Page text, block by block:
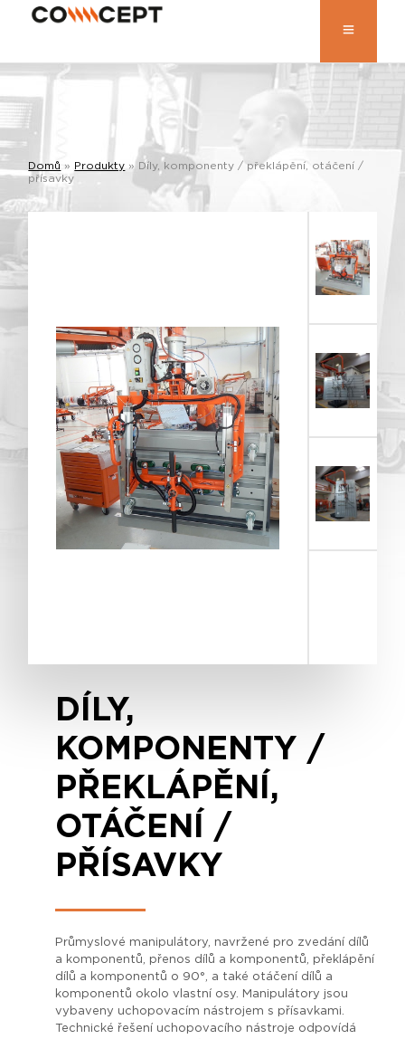
Domů » Produkty » Díly, komponenty / překlápění, otáčení /
přísavky
DÍLY,
KOMPONENTY /
PŘEKLÁPĚNÍ,
OTÁČENÍ /
PŘÍSAVKY
Průmyslové manipulátory, navržené pro zvedání dílů
a komponentů, přenos dílů a komponentů, překlápění
dílů a komponentů o 90°, a také otáčení dílů a
komponentů okolo vlastní osy. Manipulátory jsou
vybaveny uchopovacím nástrojem s přísavkami.
Technické řešení uchopovacího nástroje odpovídá